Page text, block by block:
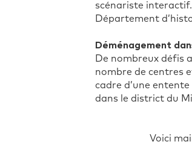
scénariste
Département
Déménagement
De nombreux défis
nombre de centres
cadre d’une
dans le district du
Voici